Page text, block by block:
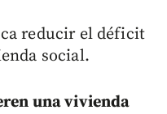
reducir el déficit
social.
una vivienda